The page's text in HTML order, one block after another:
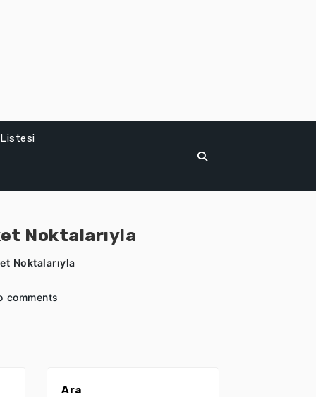
Noktalarıyla
Noktalarıyla
comments
Ara